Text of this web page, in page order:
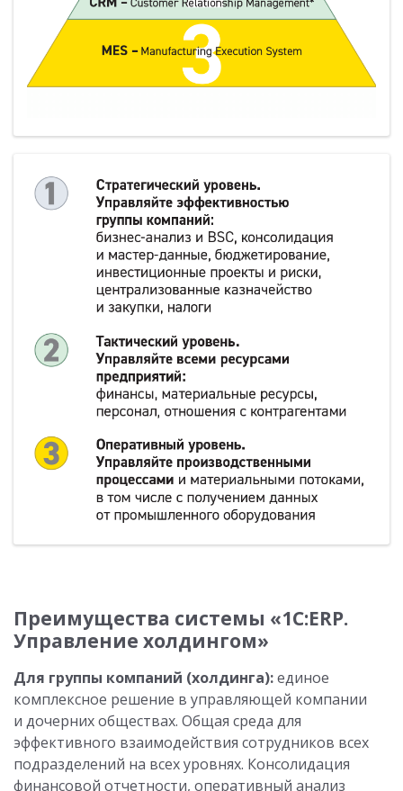
Преимущества системы «1С:ERP.
Управление холдингом»
Для группы компаний (холдинга):единое
комплексное решение в управляющей компании
и дочерних обществах. Общая среда для
эффективного взаимодействия сотрудников всех
подразделений на всех уровнях. Консолидация
финансовой отчетности, оперативный анализ